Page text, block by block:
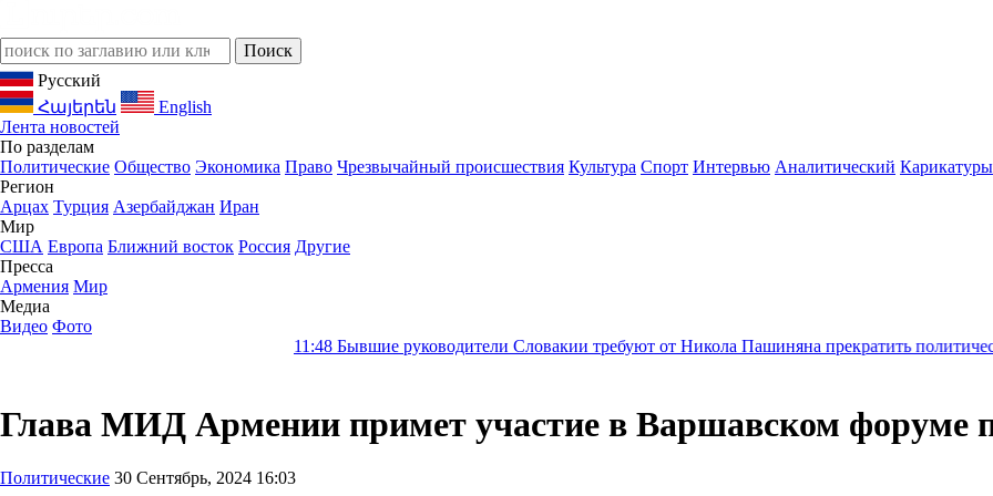
Русский
Հայերեն
English
Лента новостей
По разделам
Политические Общество Экономика Право Чрезвычайный происшествия Культура Спорт Интервью Аналитический Карикатуры
Регион
Арцах Турция Азербайджан Иран
Мир
США Европа Ближний восток Россия Другие
Пресса
Армения Мир
Медиа
Видео Фото
Бывшие руководители Словакии требуют от Никола Пашиняна прекратить политические
Глава МИД Армении примет участие в Варшавском форуме
Политические 30 Сентябрь, 2024 16:03